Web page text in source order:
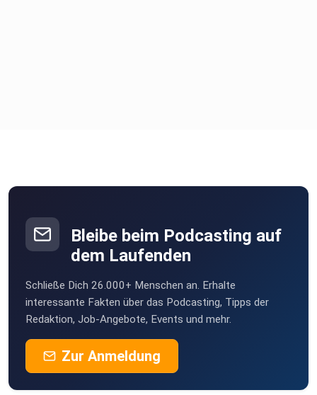
Bleibe beim Podcasting auf
dem Laufenden
Schließe Dich 26.000+ Menschen an. Erhalte
interessante Fakten über das Podcasting, Tipps der
Redaktion, Job-Angebote, Events und mehr.
Zur Anmeldung